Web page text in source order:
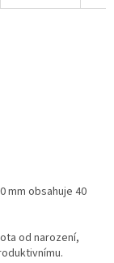
mm obsahuje 40
od narození,